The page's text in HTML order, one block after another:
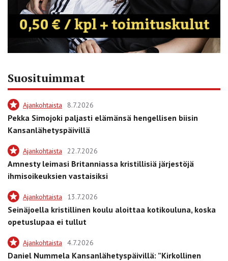
Suosituimmat
Ajankohtaista 8.7.2026
Pekka Simojoki paljasti elämänsä hengellisen biisin
Kansanlähetyspäivillä
Ajankohtaista 22.7.2026
Amnesty leimasi Britanniassa kristillisiä järjestöjä
ihmisoikeuksien vastaisiksi
Ajankohtaista 13.7.2026
Seinäjoella kristillinen koulu aloittaa kotikouluna, koska
opetuslupaa ei tullut
Ajankohtaista 4.7.2026
Daniel Nummela Kansanlähetyspäivillä: ”Kirkollinen